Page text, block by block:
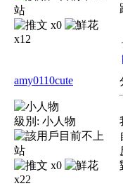
x0
x12
amy0110cute
級別: 小人物
x0
x22